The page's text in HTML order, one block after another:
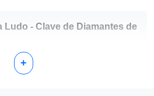
Ludo - Clave de Diamantes de
Recibe tu clave de diamantes al
+